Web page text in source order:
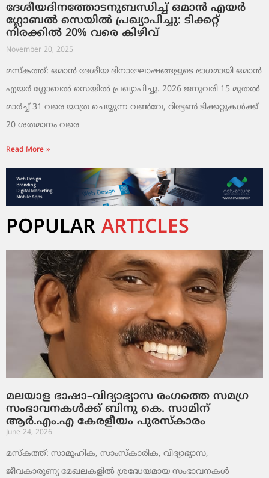
ദേശീയദിനത്തോടനുബന്ധിച്ച് ഒമാൻ എയർ
ഗ്ലോബൽ സെയിൽ പ്രഖ്യാപിച്ചു: ടിക്കറ്റ്
നിരക്കിൽ 20% വരെ കിഴിവ്
November 20, 2025
മസ്‌കത്ത്: ഒമാൻ ദേശീയ ദിനാഘോഷങ്ങളുടെ ഭാഗമായി ഒമാൻ
എയർ ഗ്ലോബൽ സെയിൽ പ്രഖ്യാപിച്ചു. 2026 ജനുവരി 15 മുതൽ
മാർച്ച് 31 വരെ യാത്ര ചെയ്യുന്ന വൺവേ, റിട്ടേൺ ടിക്കറ്റുകൾക്ക്
20 ശതമാനം വരെ
Read More »
POPULAR ARTICLES
മലയാള ഭാഷാ–വിദ്യാഭ്യാസ രംഗത്തെ സമഗ്ര
സംഭാവനകൾക്ക് ബിനു കെ. സാമിന്
ആർ.എം.എ കേരളീയം പുരസ്‌കാരം
June 24, 2026
മസ്കത്ത്: സാമൂഹിക, സാംസ്‌കാരിക, വിദ്യാഭ്യാസ,
ജീവകാരുണ്യ മേഖലകളിൽ ശ്രദ്ധേയമായ സംഭാവനകൾ